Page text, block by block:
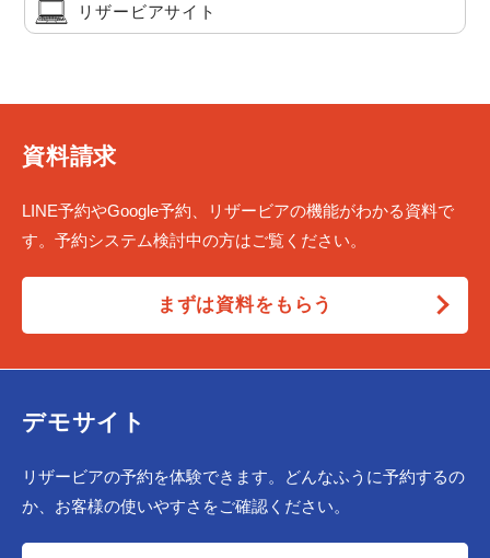
リザービアサイト
資料請求
LINE予約やGoogle予約、リザービアの機能がわかる資料で
す。予約システム検討中の方はご覧ください。
まずは資料をもらう
デモサイト
リザービアの予約を体験できます。どんなふうに予約するの
か、お客様の使いやすさをご確認ください。